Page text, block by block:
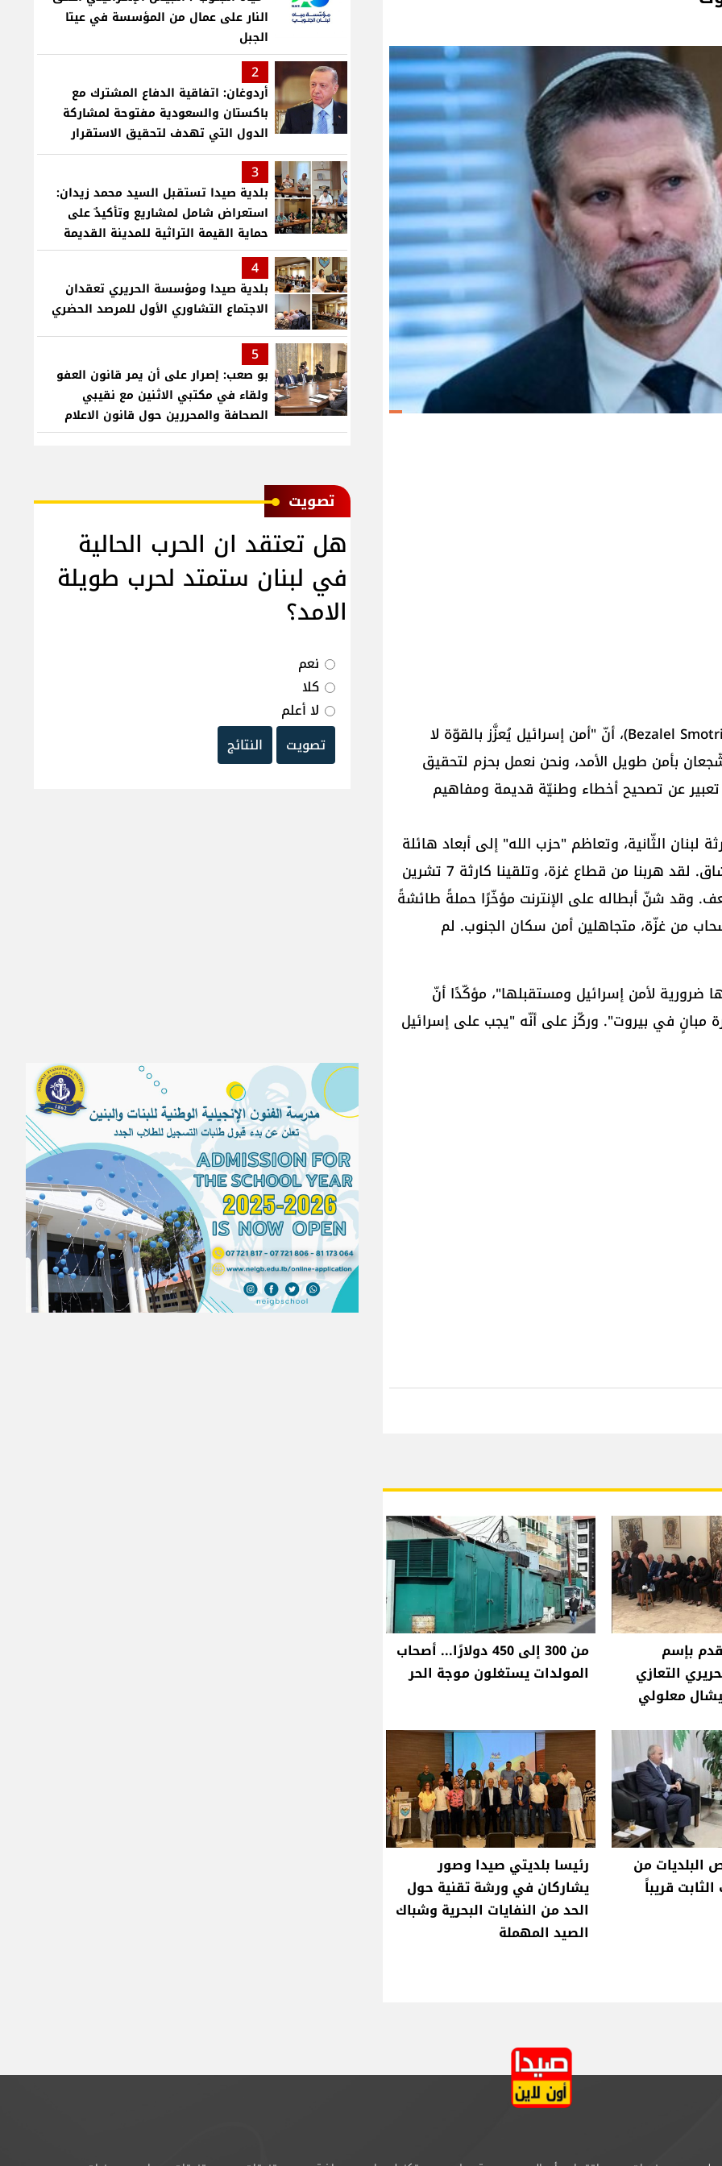
أكّد وزير الماليّة الإسرائيلي ​بتسلئيل سموتريتش​ (Bezalel Smotrich)، أنّ "أمن إسرائيل يُعزَّز بالقوّة لا
بأمن طويل الأمد، ونحن نعمل بحزم لتحقيق
عن تصحيح أخطاء وطنيّة قديمة ومفاهيم
لبنان الثّانية، وتعاظم "​حزب الله​" إلى أبعاد هائلة
ووحشيّة، الأمر الّذي نُطالب الآن بالقضاء عليه بعمل شاق. لقد هربنا من ​قطاع غزة​، وتلقينا كارثة 7 تشرين
والضعف. وقد شنّ أبطاله على الإنترنت مؤخّرًا حملةً طائشةً
من غزّة، متجاهلين أمن سكان الجنوب. لم
لأمن إسرائيل ومستقبلها"، مؤكّدًا أنّ
في ​بيروت​". وركّز على أنّه "يجب على إسرائيل
بإسم
التعازي
معلولي
من 300 إلى 450 دولارًا... أصحاب
المولدات يستغلون موجة الحر
البلديات من
قريباً
رئيسا بلديتي صيدا وصور
يشاركان في ورشة تقنية حول
الحد من النفايات البحرية وشباك
الصيد المهملة
النار على عمال من المؤسسة في عيتا
الجبل
2
أردوغان: اتفاقية الدفاع المشترك مع
باكستان والسعودية مفتوحة لمشاركة
الدول التي تهدف لتحقيق الاستقرار
بمنطقتنا
3
بلدية صيدا تستقبل السيد محمد زيدان:
استعراض شامل لمشاريع وتأكيدٌ على
حماية القيمة التراثية للمدينة القديمة
4
بلدية صيدا ومؤسسة الحريري تعقدان
الاجتماع التشاوري الأول للمرصد الحضري
5
بو صعب: إصرار على أن يمر قانون العفو
ولقاء في مكتبي الاثنين مع نقيبي
الصحافة والمحررين حول قانون الاعلام
ﺗﺼﻮﻳﺖ
هل تعتقد ان الحرب الحالية
في لبنان ستمتد لحرب طويلة
الامد؟
نعم
كلا
لا أعلم
تصويت
النتائج